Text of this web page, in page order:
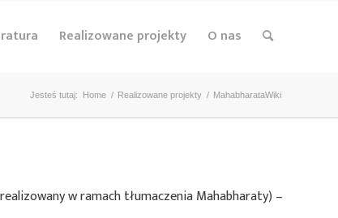
Realizowane projekty O nas
Jesteś tutaj: Home / Realizowane projekty / MahabharataWiki
w ramach tłumaczenia Mahabharaty) –